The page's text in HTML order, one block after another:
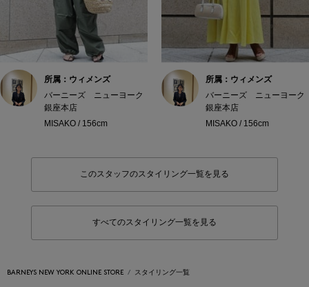
所属：ウィメンズ
バーニーズ ニューヨーク
銀座本店
MISAKO / 156cm
所属：ウィメンズ
バーニーズ ニューヨーク
銀座本店
MISAKO / 156cm
このスタッフのスタイリング一覧を見る
すべてのスタイリング一覧を見る
BARNEYS NEW YORK ONLINE STORE スタイリング一覧